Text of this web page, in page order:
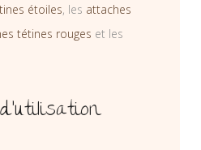
étoiles, les attaches
tétines rouges et les